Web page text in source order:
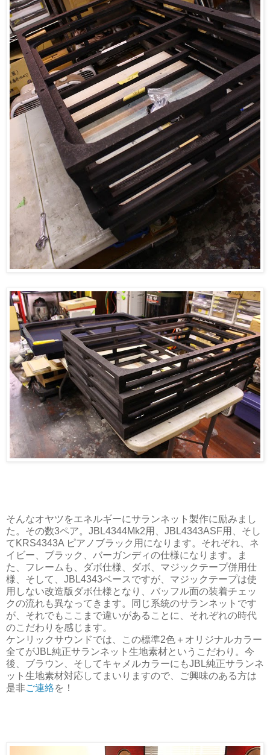
そんなオヤツをエネルギーにサランネット製作に励みまし
た。その数3ペア。JBL4344Mk2用、JBL4343ASF用、そし
てKRS4343A ピアノブラック用になります。それぞれ、ネ
イビー、ブラック、バーガンディの仕様になります。ま
た、フレームも、ダボ仕様、ダボ、マジックテープ併用仕
様、そして、JBL4343ベースですが、マジックテープは使
用しない改造版ダボ仕様となり、バッフル面の装着チェッ
クの流れも異なってきます。同じ系統のサランネットです
が、それでもここまで違いがあることに、それぞれの時代
のこだわりを感じます。
ケンリックサウンドでは、この標準2色＋オリジナルカラー
全てがJBL純正サランネット生地素材というこだわり。今
後、ブラウン、そしてキャメルカラーにもJBL純正サランネ
ット生地素材対応してまいりますので、ご興味のある方は
是非ご連絡を！